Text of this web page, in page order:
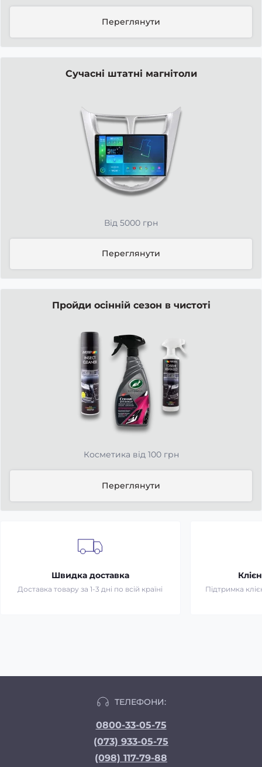
Переглянути
Сучасні штатні магнітоли
Від 5000 грн
Переглянути
Пройди осінній сезон в чистоті
Косметика від 100 грн
Переглянути
Швидка доставка
Доставка товару за 1-3 дні по всій країні Підтримка
ТЕЛЕФОНИ:
0800-33-05-75
(073) 933-05-75
(098) 117-79-88